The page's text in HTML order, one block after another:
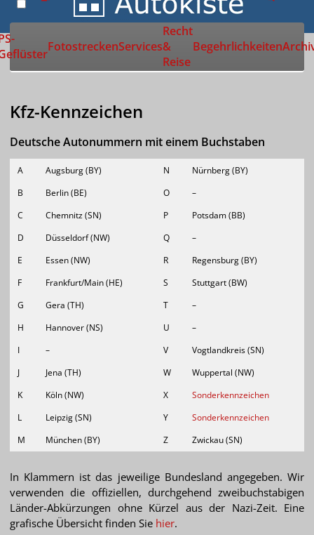
Zur Startseite
FotostreckenServices
Recht
&
Reise
Begehrlichkeiten
Kfz-Kennzeichen
Deutsche Autonummern miteinem Buchstaben
A Augsburg (BY) N
Nürnberg (BY)
B
Berlin (BE) O
–
C
Chemnitz (SN) P
Potsdam (BB)
D
Düsseldorf (NW) Q
–
E
Essen (NW) R
Regensburg (BY)
F
Frankfurt/Main (HE) S
Stuttgart (BW)
G
Gera (TH) T
–
H
Hannover (NS) U
–
I
– V
Vogtlandkreis (SN)
J
Jena (TH) W
Wuppertal (NW)
K
Köln (NW) X
Sonderkennzeichen
L
Leipzig (SN) Y
Sonderkennzeichen
M
München (BY) Z Zwickau (SN)
In Klammern ist das jeweilige Bundesland angegeben. Wir
verwenden die offiziellen, durchgehend zweibuchstabigen
Länder-Abkürzungen ohne Kürzel aus der Nazi-Zeit. Eine
grafische Übersicht finden Sie hier.